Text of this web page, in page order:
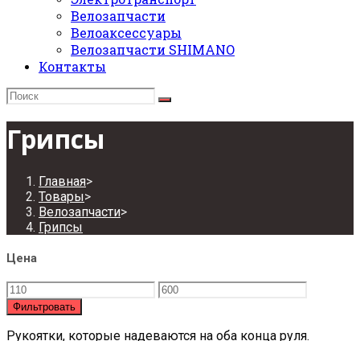
Велозапчасти
Велоаксессуары
Велозапчасти SHIMANO
Контакты
Грипсы
Главная>
Товары>
Велозапчасти>
Грипсы
Цена
Фильтровать
Рукоятки, которые надеваются на оба конца руля.